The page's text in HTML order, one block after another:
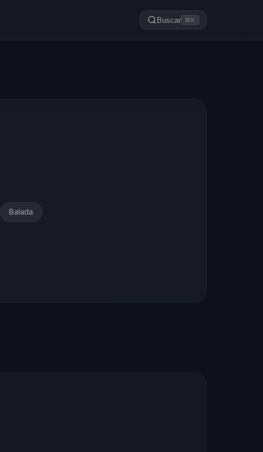
Buscar ⌘K
Balada